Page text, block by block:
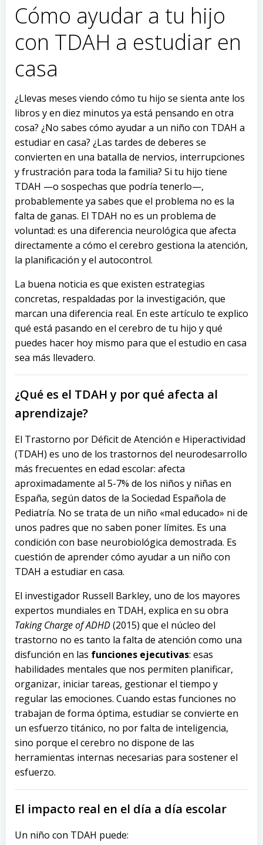
de
entradas
de
entradas
Cómo ayudar a tu hijo
con TDAH a estudiar en
casa
¿Llevas meses viendo cómo tu hijo se sienta ante los
libros y en diez minutos ya está pensando en otra
cosa? ¿No sabes cómo ayudar a un niño con TDAH a
estudiar en casa? ¿Las tardes de deberes se
convierten en una batalla de nervios, interrupciones
y frustración para toda la familia? Si tu hijo tiene
TDAH —o sospechas que podría tenerlo—,
probablemente ya sabes que el problema no es la
falta de ganas. El TDAH no es un problema de
voluntad: es una diferencia neurológica que afecta
directamente a cómo el cerebro gestiona la atención,
la planificación y el autocontrol.
La buena noticia es que existen estrategias
concretas, respaldadas por la investigación, que
marcan una diferencia real. En este artículo te explico
qué está pasando en el cerebro de tu hijo y qué
puedes hacer hoy mismo para que el estudio en casa
sea más llevadero.
¿Qué es el TDAH y por qué afecta al
aprendizaje?
El Trastorno por Déficit de Atención e Hiperactividad
(TDAH) es uno de los trastornos del neurodesarrollo
más frecuentes en edad escolar: afecta
aproximadamente al 5-7% de los niños y niñas en
España, según datos de la Sociedad Española de
Pediatría. No se trata de un niño «mal educado» ni de
unos padres que no saben poner límites. Es una
condición con base neurobiológica demostrada. Es
cuestión de aprender cómo ayudar a un niño con
TDAH a estudiar en casa.
El investigador Russell Barkley, uno de los mayores
expertos mundiales en TDAH, explica en su obra
Taking Charge of ADHD(2015) que el núcleo del
trastorno no es tanto la falta de atención como una
disfunción en las funciones ejecutivas: esas
habilidades mentales que nos permiten planificar,
organizar, iniciar tareas, gestionar el tiempo y
regular las emociones. Cuando estas funciones no
trabajan de forma óptima, estudiar se convierte en
un esfuerzo titánico, no por falta de inteligencia,
sino porque el cerebro no dispone de las
herramientas internas necesarias para sostener el
esfuerzo.
El impacto real en el día a día escolar
Un niño con TDAH puede: